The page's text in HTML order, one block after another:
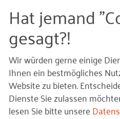
Hat jemand
gesagt?!
Wir würden gerne einige
Ihnen ein bestmögliches
Website zu bieten.
Dienste Sie zulassen
lesen Sie bitte unsere